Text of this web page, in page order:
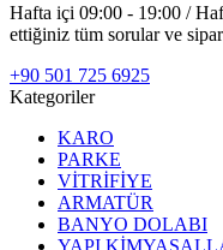
Hafta içi 09:00 - 19:00 /
ettiğiniz tüm sorular ve
+90 501 725 6925
Kategoriler
KARO
PARKE
VİTRİFİYE
ARMATÜR
BANYO DOLABI
YAPI